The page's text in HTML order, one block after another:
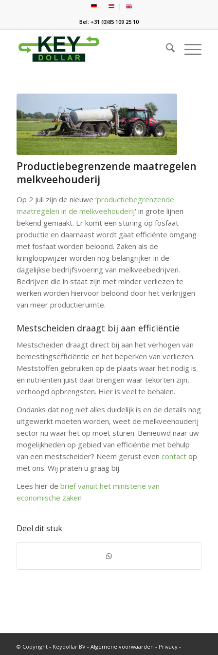
Bel: +31 (0)85 109 25 10
Productiebegrenzende maatregelen
melkveehouderij
Op 2 juli zijn de nieuwe ‘productiebegrenzende
maatregelen in de melkveehouderij‘ in grote lijnen
bekend gemaakt. Er komt een sturing op fosfaat
productie en daarnaast wordt gaat efficiënte omgang
met fosfaat worden beloond. Zaken als de
kringloopwijzer worden nog belangrijker in de
dagelijkse bedrijfsvoering van melkveebedrijven.
Bedrijven die in staat zijn met minder verliezen te
werken worden hiervoor beloond door het verkrijgen
van meer productieruimte.
Mestscheiden draagt bij aan efficiëntie
Mestscheiden draagt direct bij aan het verhogen van
bemestingsefficiëntie en het beperken van verliezen.
Meststoffen gebruiken op de plaats waar het nodig is
en nutriënten juist daar brengen waar tekorten zijn,
verhoogd opbrengsten. Hier is veel te behalen.
Ondanks dat nog niet alles duidelijk is en de details nog
uitgewerkt moeten worden, weet de melkveehouderij
sector nu waar het op moet sturen. Benieuwd naar uw
mogelijkheden op gebied van efficiëntie met behulp
van een mestscheider? Neem gerust even contactop
met ons. Wij praten u graag bij.
Lees hier de brief vanuit het ministerie van
economische zaken
Deel dit stuk
© Copyright - Keydollar BV - Algemene voorwaarden - Privacy-